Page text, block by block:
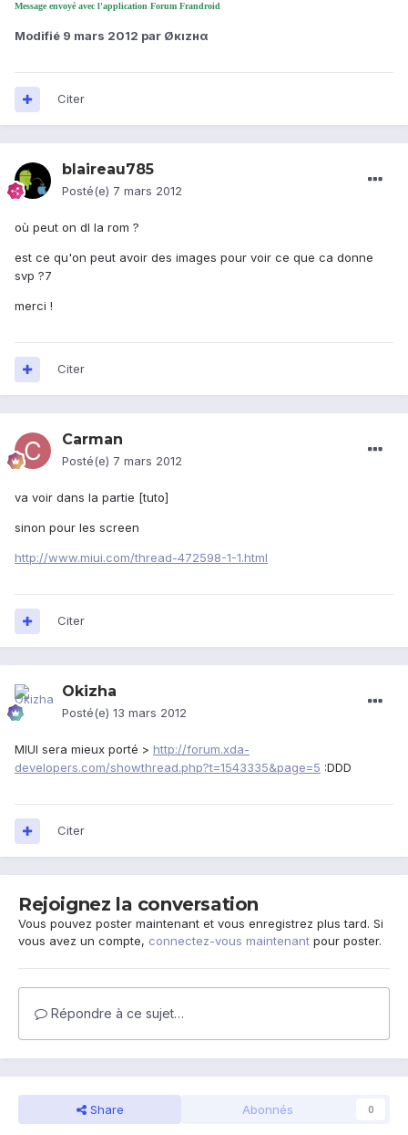
Message envoyé avec l'application Forum Frandroid
Modifié 9 mars 2012 par Øкızнα
Citer
blaireau785
Posté(e) 7 mars 2012
où peut on dl la rom ?
est ce qu'on peut avoir des images pour voir ce que ca donne
svp ?7
merci !
Citer
Carman
Posté(e) 7 mars 2012
va voir dans la partie [tuto]
sinon pour les screen
http://www.miui.com/thread-472598-1-1.html
Citer
Okizha
Posté(e) 13 mars 2012
MIUI sera mieux porté > http://forum.xda-
developers.com/showthread.php?t=1543335&page=5 :DDD
Citer
Rejoignez la conversation
Vous pouvez poster maintenant et vous enregistrez plus tard. Si
vous avez un compte, connectez-vous maintenant pour poster.
Répondre à ce sujet…
Share Abonnés 0